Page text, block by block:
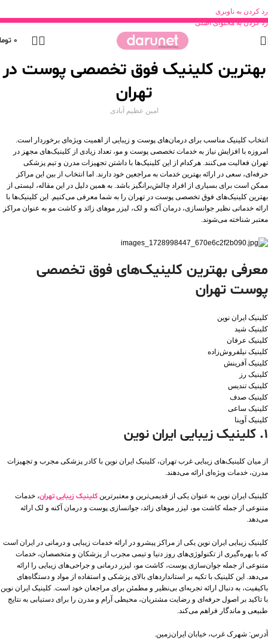
رد کردن به ناوبری
رد کردن به محتوای اصلی
0
بهترین کلینیک فوق تخصصی پوست در
تهران
امین عظیم آبادی
انتخاب کلینیک مناسب برای درمان‌های پوست و زیبایی از اهمیت ویژه‌ای برخوردار است.
امروزه با افزایش نیاز به خدمات تخصصی پوست و مو، تعداد زیادی از کلینیک‌های مجهز در
تهران فعالیت می‌کنند. هرکدام از این کلینیک‌ها با داشتن تجهیزات مدرن و تیم پزشکی
حرفه‌ای، سعی در ارائه بهترین خدمات به مراجعین خود دارند. اما انتخاب از بین این مراکز
ممکن است برای بسیاری از افراد چالش‌برانگیز باشد. به همین دلیل در این مقاله، لیستی از
بهترین کلینیک‌های فوق تخصصی پوست در تهران را به شما معرفی می‌کنیم. این کلینیک‌ها با
ارائه خدماتی نظیر جوانسازی، درمان آکنه و لک، لیزر موهای زائد و کاشت مو به عنوان مراکز
معتبر شناخته می‌شوند.
معرفی بهترین کلینیک‌های فوق تخصصی
پوست تهران
کلینیک ایران نوین
کلینیک شید
کلینیک عرفان
کلینیک نیلفروش‌زاده
کلینیک آفرینش
کلینیک رز
کلینیک تندیس
کلینیک صدف
کلینیک ساعی
کلینیک آوینا
۱. کلینیک زیبایی ایران نوین
از میان کلینیک‌های زیبایی غرب تهران، کلینیک ایران نوین با کادر پزشکی مجرب و تجهیزات
مدرن، خدمات ویژه‌ای ارائه می‌دهند.
کلینیک ایران نوین به عنوان یکی از قدیمی‌ترین و معتبرترین کلینیک زیبایی تهران، خدمات
متنوعی از جمله کاشت مو، لیزر موهای زائد، جوانسازی پوست و درمان آکنه و لک ارائه
می‌دهد.
کلینیک زیبایی ایران نوین یکی از مراکز پیشرو در ارائه خدمات زیبایی و درمانی در ایران است
که با بهره‌گیری از تکنولوژی‌های روز دنیا و تیمی مجرب از پزشکان و متخصصان، خدمات
متنوعی از جمله جوان‌سازی پوست، کاشت مو، لیزر درمانی و جراحی‌های زیبایی را ارائه
می‌دهد. این کلینیک با تکیه بر استانداردهای بالای پزشکی و استفاده از مواد و دستگاه‌های
باکیفیت، به دنبال ارائه تجربه‌ای بی‌نظیر و مطمئن برای مراجعان خود است. کلینیک ایران نوین
با تاکید بر اصول حرفه‌ای و رضایت مشتریان، محیطی آرام و مدرن را برای دستیابی به نتایج
طبیعی و ماندگار فراهم می‌کند.
آدرس: شهرک غرب، خیابان ایران‌زمین.